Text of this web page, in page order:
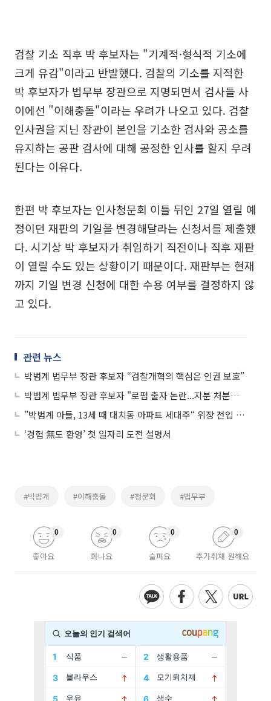
검찰 기소 직후 박 후보자는 "기계적·형식적 기소에
크게 유감"이라고 반발했다. 검찰의 기소를 지적한
박 후보자가 법무부 장관으로 지명되면서 검사들 사
이에선 "이해충돌"이라는 우려가 나오고 있다. 검찰
인사권을 지닌 장관이 본인을 기소한 검사와 공소를
유지하는 공판 검사에 대해 공정한 인사를 할지 우려
된다는 이유다.
한편 박 후보자는 인사청문회 이틀 뒤인 27일 열릴 예
정이던 재판의 기일을 변경해달라는 신청서를 제출했
다. 시기상 박 후보자가 취임하기 직전이나 직후 재판
이 열릴 수도 있는 상황이기 때문이다. 재판부는 현재
까지 기일 변경 신청에 대한 수용 여부를 결정하지 않
고 있다.
관련 뉴스
박범계 법무부 장관 후보자 “검찰개혁의 핵심은 인권 보호”
박범계 법무부 장관 후보자 "로펌 출자 논란...지분 처분하고 탈퇴"
”박범계 아들, 13세 때 대치동 아파트 세대주“ 위장 전입 의혹
‘경험 無도 환영’ 첫 일자리 도전 설명서
#박범계 #이해충돌 #청문회 #법무부
좋아요
0
화나요
0
슬퍼요
0
추가취재 원해요
0